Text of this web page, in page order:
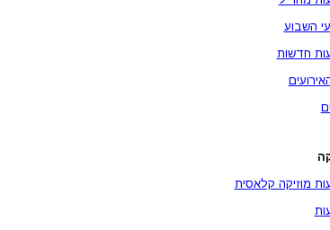
השבוע
חדשות
מוזיקה קלאסית